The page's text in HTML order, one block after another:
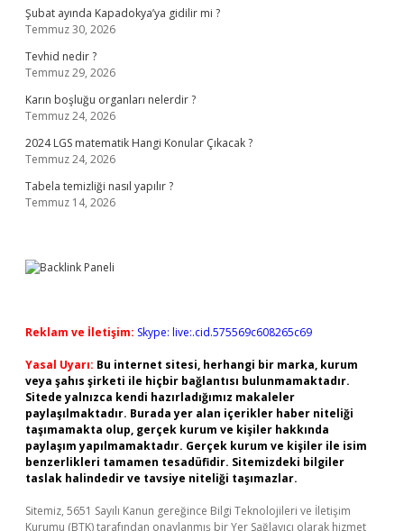
Şubat ayında Kapadokya’ya gidilir mi ?
Temmuz 30, 2026
Tevhid nedir ?
Temmuz 29, 2026
Karın boşluğu organları nelerdir ?
Temmuz 24, 2026
2024 LGS matematik Hangi Konular Çıkacak ?
Temmuz 24, 2026
Tabela temizliği nasıl yapılır ?
Temmuz 14, 2026
Reklam ve İletişim: Skype: live:.cid.575569c608265c69
Yasal Uyarı: Bu internet sitesi, herhangi bir marka, kurum
veya şahıs şirketi ile hiçbir bağlantısı bulunmamaktadır.
Sitede yalnızca kendi hazırladığımız makaleler
paylaşılmaktadır. Burada yer alan içerikler haber niteliği
taşımamakta olup, gerçek kurum ve kişiler hakkında
paylaşım yapılmamaktadır. Gerçek kurum ve kişiler ile isim
benzerlikleri tamamen tesadüfidir. Sitemizdeki bilgiler
taslak halindedir ve tavsiye niteliği taşımazlar.
Sitemiz, 5651 Sayılı Kanun gereğince Bilgi Teknolojileri ve İletişim
Kurumu (BTK) tarafından onaylanmış bir Yer Sağlayıcı olarak hizmet